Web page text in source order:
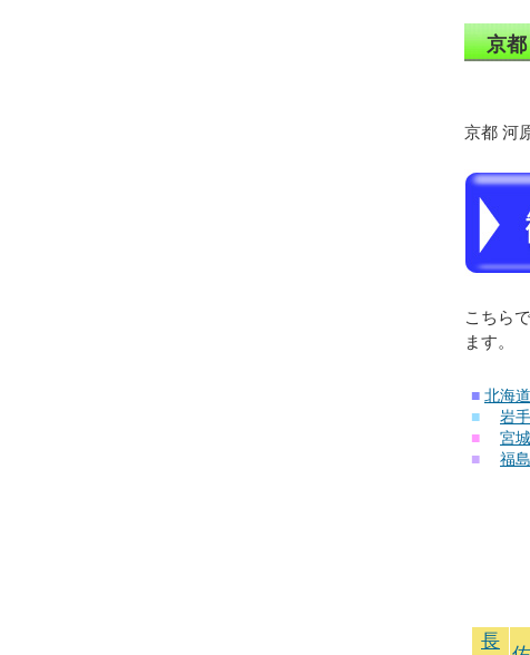
京
京都 河
こちら
ます。
■ 北海道
■
岩手
■
宮城
■
福島
長